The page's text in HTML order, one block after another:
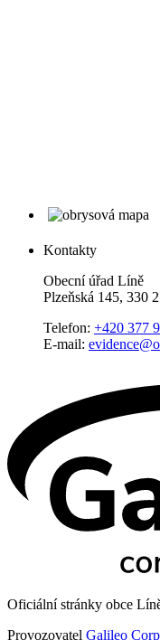
Kontakty
Obecní úřad Líně
Plzeňská 145, 330
Telefon: +420 377
E-mail:
Oficiální stránky obce
Provozovatel Galileo